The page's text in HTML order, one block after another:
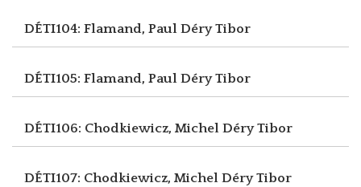
DÉTI104: Flamand, Paul Déry Tibor
DÉTI105: Flamand, Paul Déry Tibor
DÉTI106: Chodkiewicz, Michel Déry Tibor
DÉTI107: Chodkiewicz, Michel Déry Tibor